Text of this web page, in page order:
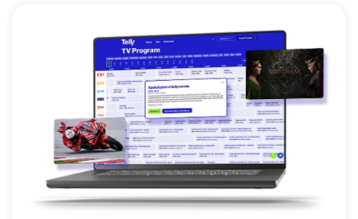
sklony byl přesvědčen, že dokud budou žít lidé černé
pleti v bídě, nemohou se stát rovnoprávnými a
svobodnými občany. Poslední roky svého života
zasvětil boji za sociální rovnost, byly to bezpochyby…